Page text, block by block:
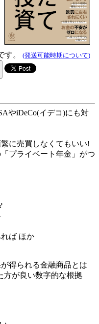
す。 (発送可能時期について)
やiDeCo(イデコ)にも対
に売買しなくてもいい!
プライベート年金」がつ
ば ほか
得られる金融商品とは
方が良い数字的な根拠